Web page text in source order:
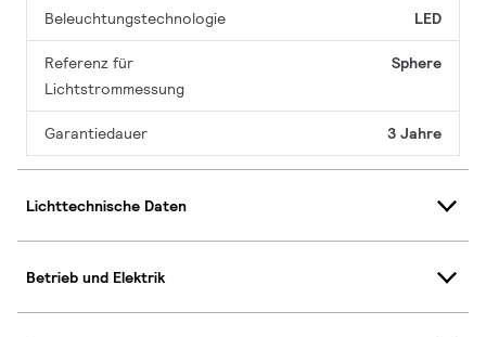
Beleuchtungstechnologie LED
Referenz für
Lichtstrommessung
Sphere
Garantiedauer 3 Jahre
Lichttechnische Daten
Betrieb und Elektrik